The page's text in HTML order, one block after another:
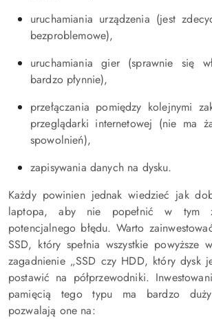
uruchamiania urządzenia (jest
bezproblemowe),
uruchamiania gier (sprawnie się
bardzo płynnie),
przełączania pomiędzy kolejnymi
przeglądarki internetowej (nie ma
spowolnień),
zapisywania danych na dysku.
Każdy powinien jednak wiedzieć jak
laptopa, aby nie popełnić w tym
potencjalnego błędu. Warto
SSD, który spełnia wszystkie powyższe
zagadnienie „SSD czy HDD, który dysk
postawić na półprzewodniki.
pamięcią tego typu ma bardzo
pozwalają one na: